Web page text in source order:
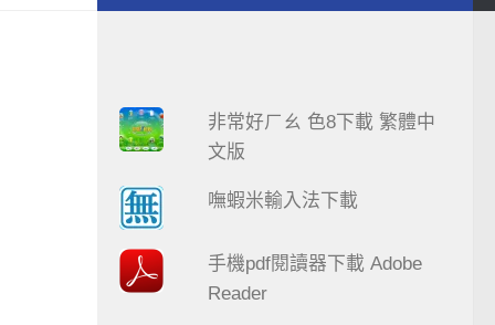
非常好ㄏㄠ 色8下載 繁體中
文版
嘸蝦米輸入法下載
手機pdf閱讀器下載 Adobe
Reader